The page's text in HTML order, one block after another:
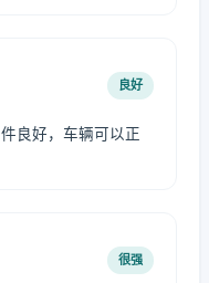
良好
良好，车辆可以正
很强